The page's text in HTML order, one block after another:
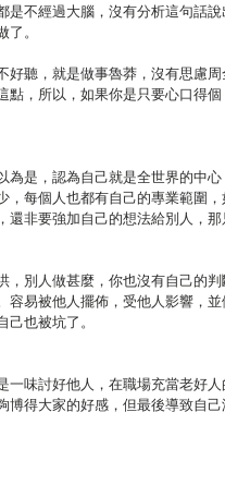
是不經過大腦，沒有分析這句話
。
好聽，就是做事魯莽，沒有思慮
點，所以，如果你是只要心口得
為是，認為自己就是全世界的中
，每個人也都有自己的專業範圍
非要強加自己的想法給別人，那
，別人做甚麼，你也沒有自己的
容易被他人擺佈，受他人影響，
也被坑了。
一味討好他人，在職場充當老好
博得大家的好感，但最後導致自